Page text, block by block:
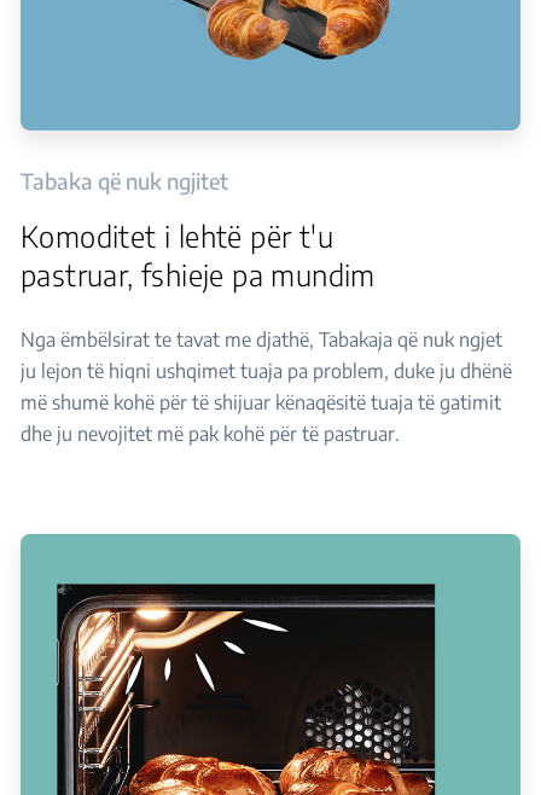
Tabaka që nuk ngjitet
Komoditet i lehtë për t'u
pastruar, fshieje pa mundim
Nga ëmbëlsirat te tavat me djathë, Tabakaja që nuk ngjet
ju lejon të hiqni ushqimet tuaja pa problem, duke ju dhënë
më shumë kohë për të shijuar kënaqësitë tuaja të gatimit
dhe ju nevojitet më pak kohë për të pastruar.